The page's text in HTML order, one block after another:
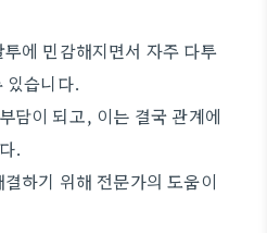
에 민감해지면서 자주 다투
있습니다.
담이 되고, 이는 결국 관계에
.
하기 위해 전문가의 도움이